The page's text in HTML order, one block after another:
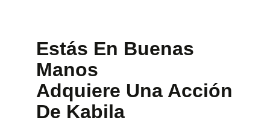
Estás En Buenas
Manos
Adquiere Una Acción
De Kabila